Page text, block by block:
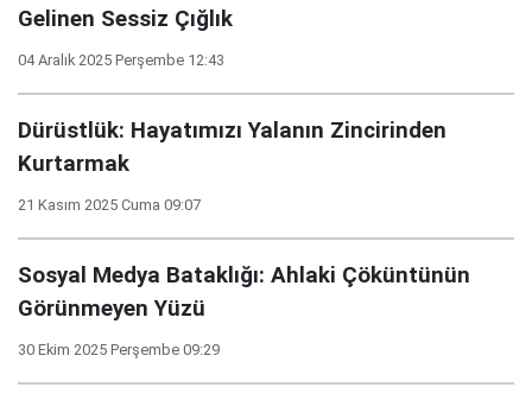
Gelinen Sessiz Çığlık
04 Aralık 2025 Perşembe 12:43
Dürüstlük: Hayatımızı Yalanın Zincirinden
Kurtarmak
21 Kasım 2025 Cuma 09:07
Sosyal Medya Bataklığı: Ahlaki Çöküntünün
Görünmeyen Yüzü
30 Ekim 2025 Perşembe 09:29